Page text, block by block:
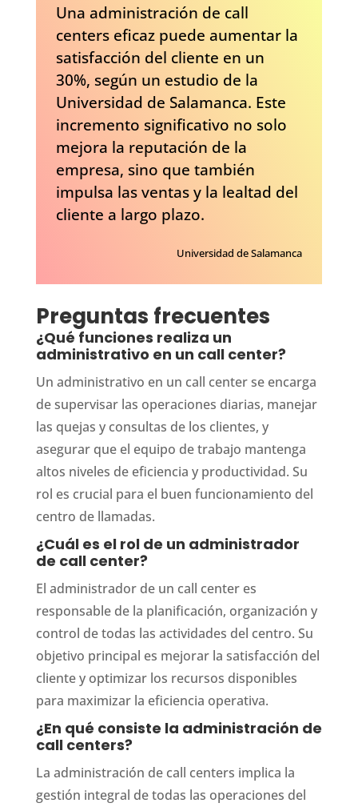
Una administración de call
centers eficaz puede aumentar la
satisfacción del cliente en un
30%, según un estudio de la
Universidad de Salamanca. Este
incremento significativo no solo
mejora la reputación de la
empresa, sino que también
impulsa las ventas y la lealtad del
cliente a largo plazo.
Universidad de Salamanca
Preguntas frecuentes
¿Qué funciones realiza un
administrativo en un call center?
Un administrativo en un call center se encarga
de supervisar las operaciones diarias, manejar
las quejas y consultas de los clientes, y
asegurar que el equipo de trabajo mantenga
altos niveles de eficiencia y productividad. Su
rol es crucial para el buen funcionamiento del
centro de llamadas.
¿Cuál es el rol de un administrador
de call center?
El administrador de un call center es
responsable de la planificación, organización y
control de todas las actividades del centro. Su
objetivo principal es mejorar la satisfacción del
cliente y optimizar los recursos disponibles
para maximizar la eficiencia operativa.
¿En qué consiste la administración de
call centers?
La administración de call centers implica la
gestión integral de todas las operaciones del